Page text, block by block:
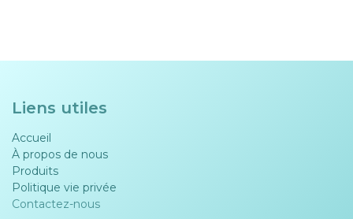
Liens utiles
Accueil
À propos de nous
Produits
Politique vie privée​​
Contactez-nous